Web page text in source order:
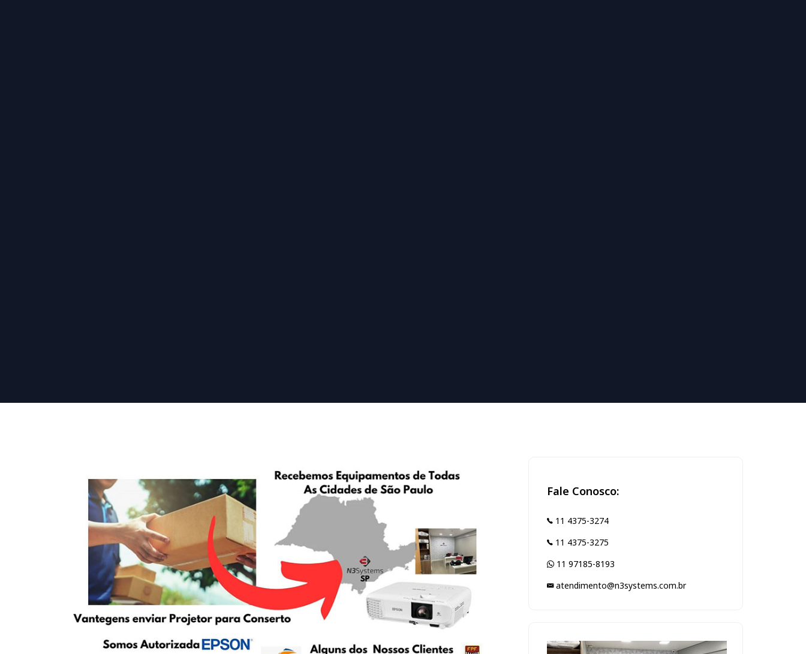
Fale Conosco:
11 4375-3274
11 4375-3275
11 97185-8193
atendimento@n3systems.com.br